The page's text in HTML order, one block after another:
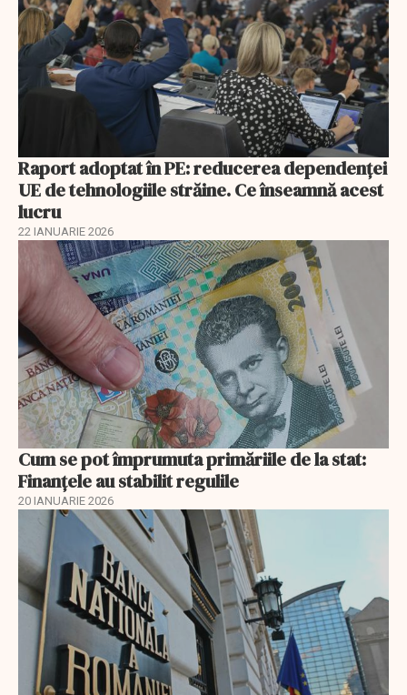
Raport adoptat în PE: reducerea dependenței
UE de tehnologiile străine. Ce înseamnă acest
lucru
22 IANUARIE 2026
Cum se pot împrumuta primăriile de la stat:
Finanțele au stabilit regulile
20 IANUARIE 2026